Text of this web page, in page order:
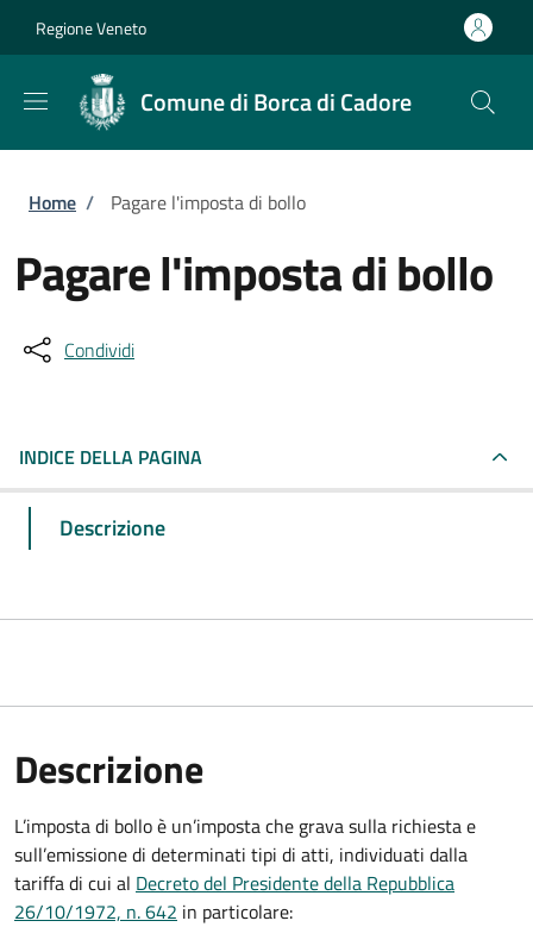
Regione Veneto
Comune di Borca di Cadore
Briciole di pane
Home / Pagare l'imposta di bollo
Pagare l'imposta di bollo
Condividi
INDICE DELLA PAGINA
Descrizione
Descrizione
L’imposta di bollo è un’imposta che grava sulla richiesta e
sull’emissione di determinati tipi di atti, individuati dalla
tariffa di cui al Decreto del Presidente della Repubblica
26/10/1972, n. 642 in particolare: